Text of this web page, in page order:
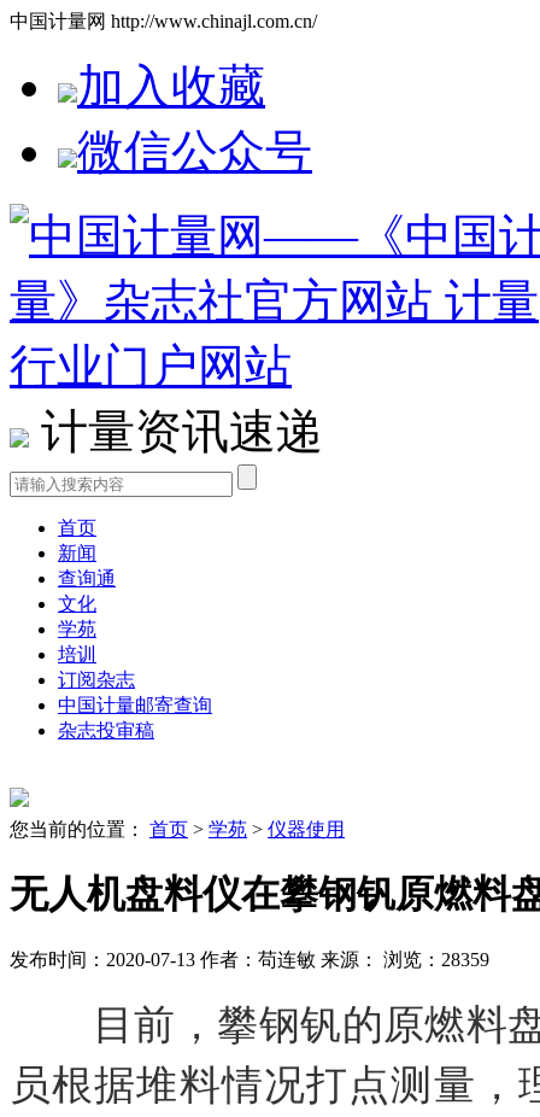
中国计量网 http://www.chinajl.com.cn/
加入收藏
微信公众号
计量资讯速递
首页
新闻
查询通
文化
学苑
培训
订阅杂志
中国计量邮寄查询
杂志投审稿
您当前的位置： 首页 > 学苑 > 仪器使用
无人机盘料仪在攀钢钒原燃料
发布时间：2020-07-13 作者：苟连敏 来源： 浏览：28359
目前，攀钢钒的原燃料盘
员根据堆料情况打点测量